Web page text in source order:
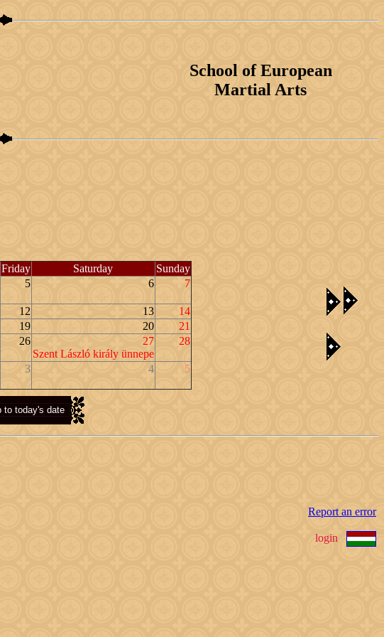
School of European
Martial Arts
Friday Saturday
Sunday
5 6 7
12 13
14
19 20
21
26
27
Szent László király ünnepe
28
3 4 5
Report an error
login